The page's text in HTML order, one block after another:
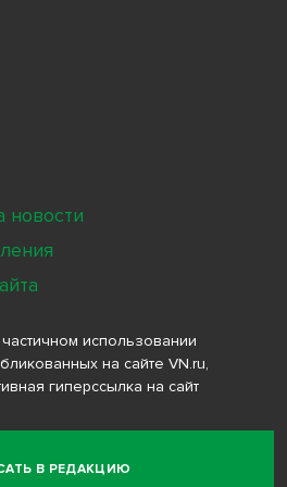
В РЕДАКЦИЮ
использовании
на сайте VN.ru,
гиперссылка на сайт
новости